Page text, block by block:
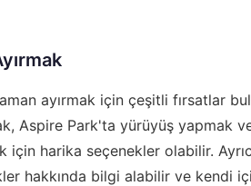
ayırmak için çeşitli fırsatlar
Aspire Park'ta yürüyüş yapmak
için harika seçenekler olabilir.
hakkında bilgi alabilir ve kendi